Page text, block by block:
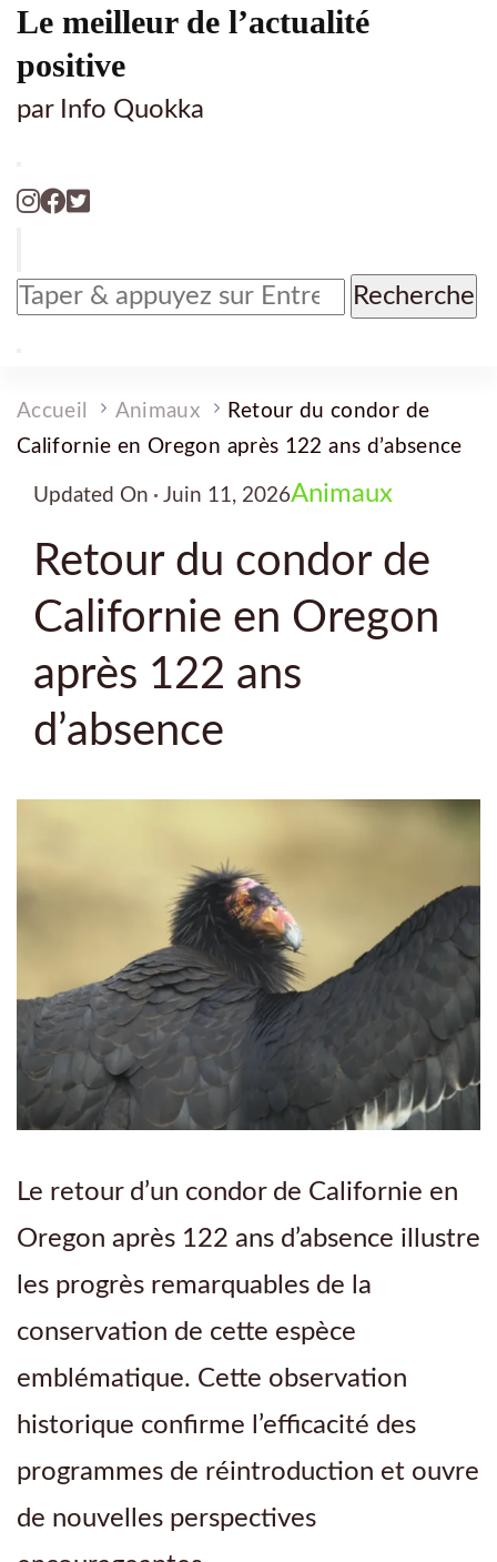
Le meilleur de l’actualité
positive
par Info Quokka
Vous
recherchiez
?
Accueil Animaux
Retour du condor de
Californie en Oregon après 122 ans d’absence
Updated On Juin 11, 2026Animaux
Retour du condor de
Californie en Oregon
après 122 ans
d’absence
Le retour d’un condor de Californie en
Oregon après 122 ans d’absence illustre
les progrès remarquables de la
conservation de cette espèce
emblématique. Cette observation
historique confirme l’efficacité des
programmes de réintroduction et ouvre
de nouvelles perspectives